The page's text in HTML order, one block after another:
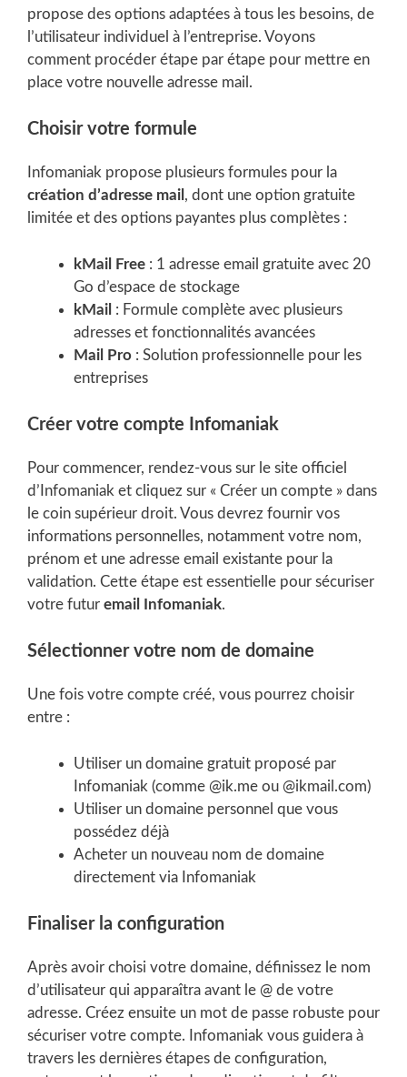
propose des options adaptées à tous les besoins, de
l’utilisateur individuel à l’entreprise. Voyons
comment procéder étape par étape pour mettre en
place votre nouvelle adresse mail.
Choisir votre formule
Infomaniak propose plusieurs formules pour la
création d’adresse mail , dont une option gratuite
limitée et des options payantes plus complètes :
kMail Free : 1 adresse email gratuite avec 20
Go d’espace de stockage
kMail : Formule complète avec plusieurs
adresses et fonctionnalités avancées
Mail Pro : Solution professionnelle pour les
entreprises
Créer votre compte Infomaniak
Pour commencer, rendez-vous sur le site officiel
d’Infomaniak et cliquez sur « Créer un compte » dans
le coin supérieur droit. Vous devrez fournir vos
informations personnelles, notamment votre nom,
prénom et une adresse email existante pour la
validation. Cette étape est essentielle pour sécuriser
votre futur email Infomaniak.
Sélectionner votre nom de domaine
Une fois votre compte créé, vous pourrez choisir
entre :
Utiliser un domaine gratuit proposé par
Infomaniak (comme @ik.me ou @ikmail.com)
Utiliser un domaine personnel que vous
possédez déjà
Acheter un nouveau nom de domaine
directement via Infomaniak
Finaliser la configuration
Après avoir choisi votre domaine, définissez le nom
d’utilisateur qui apparaîtra avant le @ de votre
adresse. Créez ensuite un mot de passe robuste pour
sécuriser votre compte. Infomaniak vous guidera à
travers les dernières étapes de configuration,